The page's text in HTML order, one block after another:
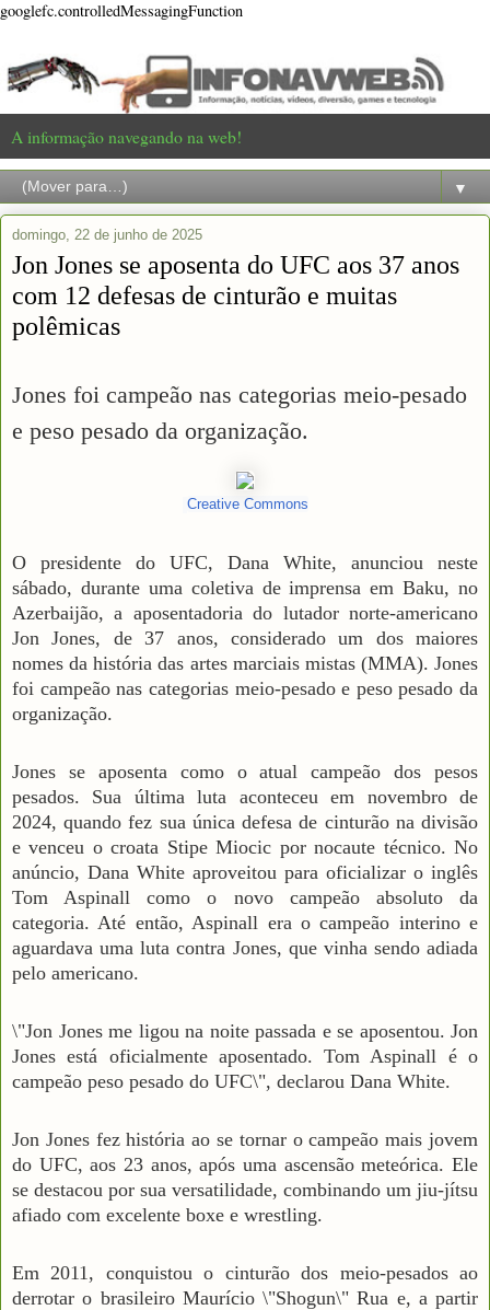
googlefc.controlledMessagingFunction
A informação navegando na web!
▼
domingo, 22 de junho de 2025
Jon Jones se aposenta do UFC aos 37 anos
com 12 defesas de cinturão e muitas
polêmicas
Jones foi campeão nas categorias meio-pesado
e peso pesado da organização.
Creative Commons
O presidente do UFC, Dana White, anunciou neste
sábado, durante uma coletiva de imprensa em Baku, no
Azerbaijão, a aposentadoria do lutador norte-americano
Jon Jones, de 37 anos, considerado um dos maiores
nomes da história das artes marciais mistas (MMA). Jones
foi campeão nas categorias meio-pesado e peso pesado da
organização.
Jones se aposenta como o atual campeão dos pesos
pesados. Sua última luta aconteceu em novembro de
2024, quando fez sua única defesa de cinturão na divisão
e venceu o croata Stipe Miocic por nocaute técnico. No
anúncio, Dana White aproveitou para oficializar o inglês
Tom Aspinall como o novo campeão absoluto da
categoria. Até então, Aspinall era o campeão interino e
aguardava uma luta contra Jones, que vinha sendo adiada
pelo americano.
\"Jon Jones me ligou na noite passada e se aposentou. Jon
Jones está oficialmente aposentado. Tom Aspinall é o
campeão peso pesado do UFC\", declarou Dana White.
Jon Jones fez história ao se tornar o campeão mais jovem
do UFC, aos 23 anos, após uma ascensão meteórica. Ele
se destacou por sua versatilidade, combinando um jiu-jítsu
afiado com excelente boxe e wrestling.
Em 2011, conquistou o cinturão dos meio-pesados ao
derrotar o brasileiro Maurício \"Shogun\" Rua e, a partir